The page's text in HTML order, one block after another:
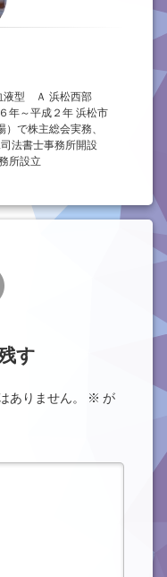
液型 Ａ 浜松西部
年～平成２年 浜松市
で株主総会実務、
法書士事務所開設
所設立
す
ありません。 ※ が